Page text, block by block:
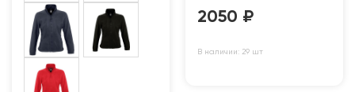
2050 ₽
В наличии: 29 шт